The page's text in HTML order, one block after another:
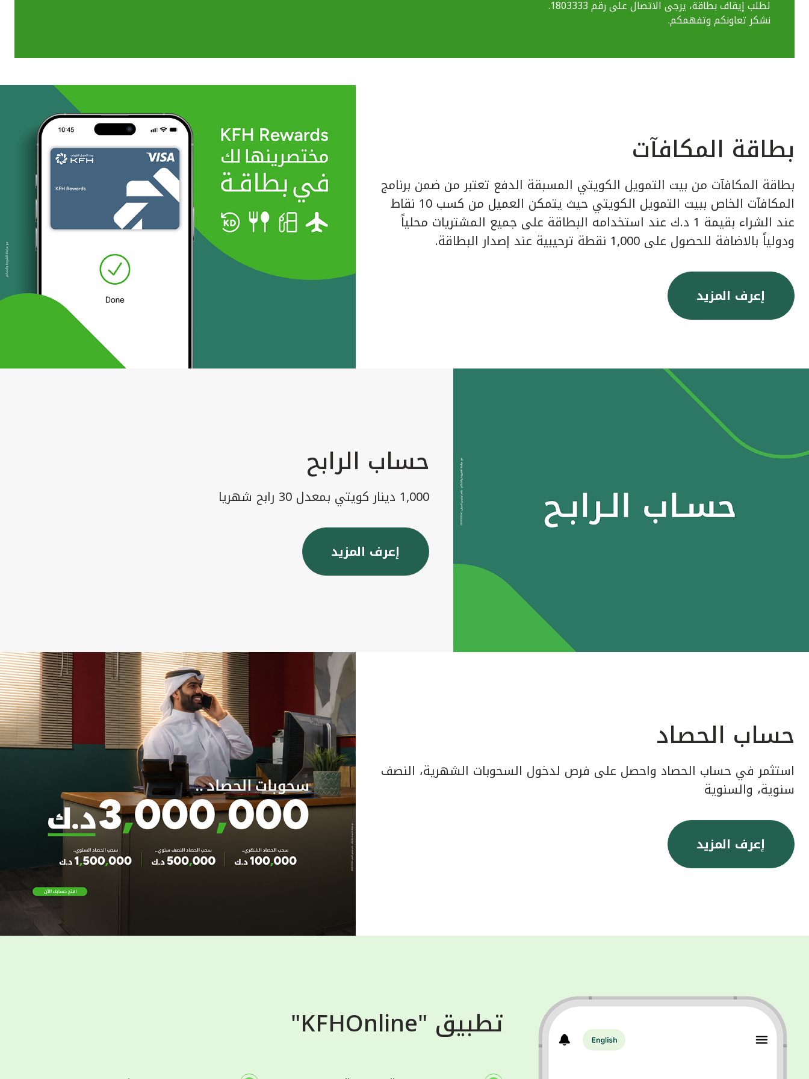
لطلب إيقاف بطاقة، يرجى الاتصال على رقم 1803333.
نشكر تعاونكم وتفهمكم.
بطاقة المكافآت
بطاقة المكافآت من بيت التمويل الكويتي المسبقة الدفع تعتبر من ضمن برنامج
المكافآت الخاص ببيت التمويل الكويتي حيث يتمكن العميل من كسب 10 نقاط
عند الشراء بقيمة 1 د.ك عند استخدامه البطاقة على جميع المشتريات محلياً
ودولياً بالاضافة للحصول على 1,000 نقطة ترحيبية عند إصدار البطاقة.
إعرف المزيد
حساب الرابح
1,000 دينار كويتي بمعدل 30 رابح شهريا
إعرف المزيد
حساب الحصاد
استثمر في حساب الحصاد واحصل على فرص لدخول السحوبات الشهرية، النصف
سنوية، والسنوية
إعرف المزيد
تطبيق "KFHOnline"